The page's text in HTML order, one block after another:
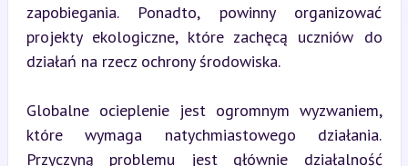
zapobiegania. Ponadto, powinny organizować
projekty ekologiczne, które zachęcą uczniów do
działań na rzecz ochrony środowiska.
Globalne ocieplenie jest ogromnym wyzwaniem,
które wymaga natychmiastowego działania.
Przyczyną problemu jest głównie działalność